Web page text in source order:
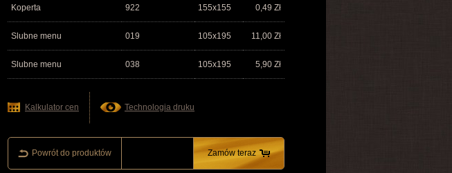
Koperta 922 155x155 0,49 Zł
Slubne menu 019 105x195 11,00 Zł
Slubne menu 038 105x195 5,90 Zł
Kalkulator cen Technologia druku
Powrót do produktów Zamów teraz